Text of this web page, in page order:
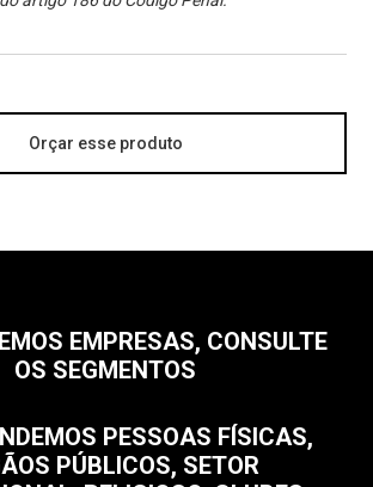
Orçar esse produto
EMPRESAS, CONSULTE
OS SEGMENTOS
PESSOAS FÍSICAS,
PÚBLICOS, SETOR